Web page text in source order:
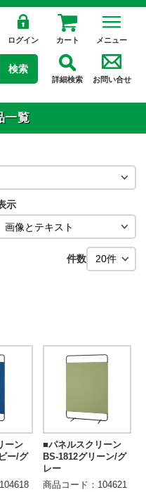
ログイン カート メニュー
検索
詳細検索 お問い合せ
一覧
示
件数
ーン
ー/グ
■パネルスクリーン
BS-1812グリーン/グ
レー
商品コード：104621